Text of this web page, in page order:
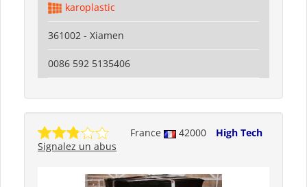
karoplastic
361002 - Xiamen
0086 592 5135406
France 42000
High Tech
Signalez un abus